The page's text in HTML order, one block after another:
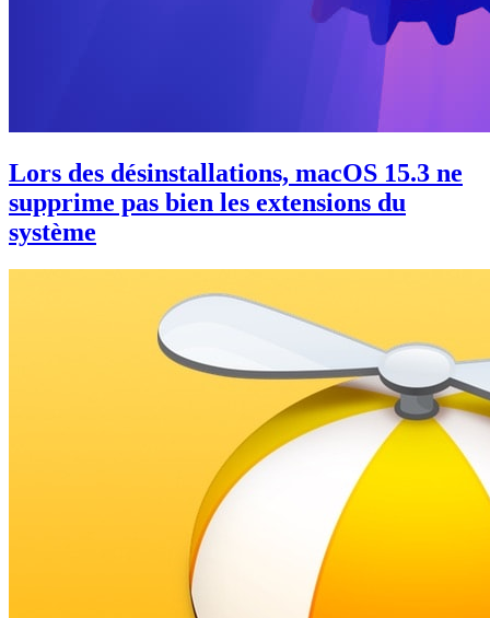
Lors des désinstallations, macOS 15.3 ne
supprime pas bien les extensions du
système